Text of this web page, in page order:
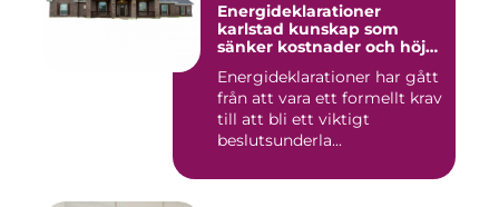
Energideklarationer
karlstad kunskap som
sänker kostnader och höjer
Energideklarationer har gått
från att vara ett formellt krav
till att bli ett viktigt
beslutsunderla...